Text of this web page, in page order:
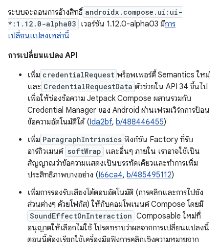
ระบบจะถอนการอ้างสิทธิ์ androidx.compose.ui:ui-
*:1.12.0-alpha03 เวอร์ชัน 1.12.0-alpha03 มีการ
เปลี่ยนแปลงเหล่านี้
การเปลี่ยนแปลง API
เพิ่ม credentialRequest พร็อพเพอร์ตี้ Semantics ใหม่
และ CredentialRequestData ตัวช่วยใน API 34 ขึ้นไป
เพื่อให้ช่องข้อความ Jetpack Compose ผสานรวมกับ
Credential Manager ของ Android ผ่านเฟรมเวิร์กการป้อน
ข้อความอัตโนมัติได้ (Ida2bf, b/488446455)
เพิ่ม ParagraphIntrinsics ฟังก์ชัน Factory ที่รับ
อาร์กิวเมนต์ softWrap และอื่นๆ ภายใน เราอาจใช้เป็น
สัญญาณว่าข้อความแสดงเป็นบรรทัดเดียวและทำการเพิ่ม
ประสิทธิภาพบางอย่าง (I66ca4, b/485495112)
เพิ่มการรองรับเสียงโต้ตอบอัตโนมัติ (การคลิกและการไปยัง
ส่วนต่างๆ ด้วยโฟกัส) ให้กับคอมโพเนนต์ Compose โดยมี
SoundEffectOnInteraction Composable ใหม่ที่
อนุญาตให้เลือกไม่ใช้ โปรดทราบว่าผลจากการเปลี่ยนแปลงนี้
ตอนนี้ต้องเรียกใช้เครื่องมือฟังการคลิกเชิงความหมายจาก